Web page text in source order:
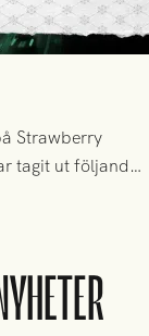
Strawberry
tagit ut följande